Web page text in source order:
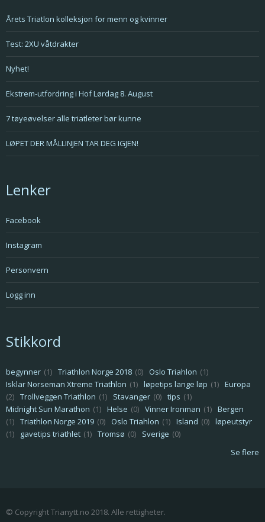
Årets Triatlon kolleksjon for menn og kvinner
Test: 2XU våtdrakter
Nyhet!
Ekstrem-utfordring i Hof Lørdag 8. August
7 tøyeøvelser alle triatleter bør kunne
LØPET DER MÅLLINJEN TAR DEG IGJEN!
Lenker
Facebook
Instagram
Personvern
Logg inn
Stikkord
begynner (1) Triathlon Norge 2018 (0) Oslo Triahlon (1)
Isklar Norseman Xtreme Triathlon (1) løpetips lange løp (1) Europa
(2) Trollveggen Triathlon (1) Stavanger (0) tips (1)
Midnight Sun Marathon (1) Helse (0) Vinner Ironman (1) Bergen
(1) Triathlon Norge 2019 (0) Oslo Triahlon (1) Island (0) løpeutstyr
(1)
gavetips triathlet (1) Tromsø (0) Sverige (0)
Se flere
© Copyright Trianytt.no 2018. Alle rettigheter.